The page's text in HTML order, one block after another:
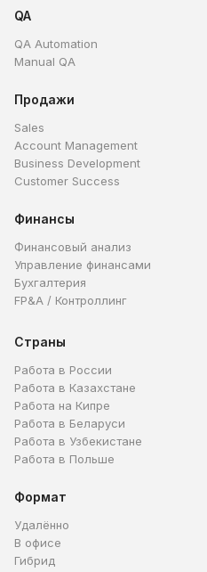
QA
QA Automation
Manual QA
Продажи
Sales
Account Management
Business Development
Customer Success
Финансы
Финансовый анализ
Управление финансами
Бухгалтерия
FP&A / Контроллинг
Страны
Работа в России
Работа в Казахстане
Работа на Кипре
Работа в Беларуси
Работа в Узбекистане
Работа в Польше
Формат
Удалённо
В офисе
Гибрид